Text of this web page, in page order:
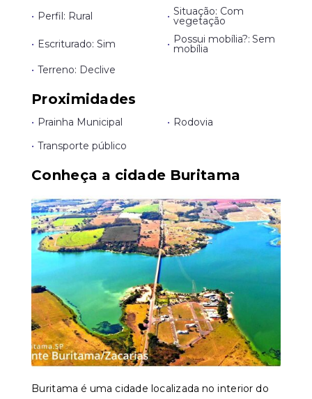
• Perfil: Rural • Situação: Com
vegetação
• Escriturado: Sim • Possui mobília?: Sem
mobília
• Terreno: Declive
Proximidades
• Prainha Municipal • Rodovia
• Transporte público
Conheça a cidade Buritama
Buritama é uma cidade localizada no interior do